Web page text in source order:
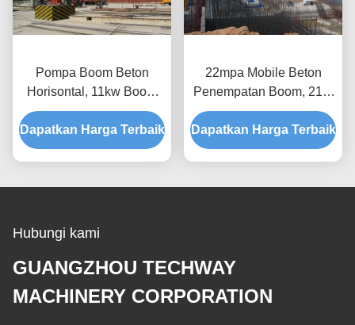
Pompa Boom Beton
Horisontal, 11kw Boom
Penempatan Hidraulik
Dapatkan Harga Terbaik
22mpa Mobile Beton
Penempatan Boom, 21m
Penempatan Boom
Pompa Beton
Dapatkan Harga Terbaik
Hubungi kami
GUANGZHOU TECHWAY
MACHINERY CORPORATION